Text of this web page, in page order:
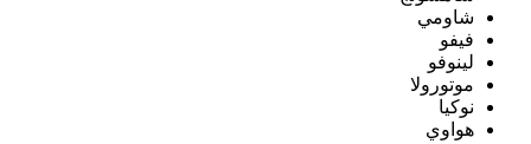
شاومي
فيفو
لينوفو
موتورولا
نوكيا
هواوي